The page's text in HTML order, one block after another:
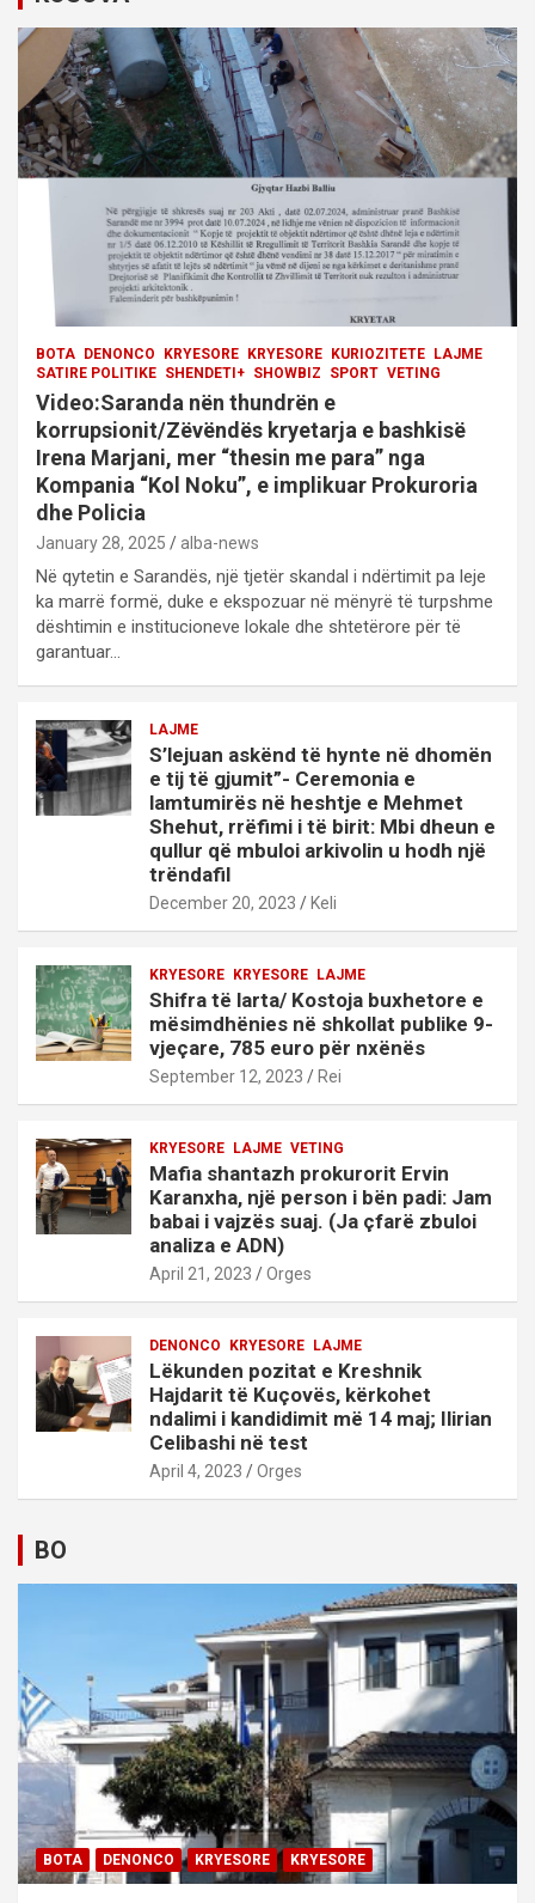
a
i
o
n
BOTA DENONCO KRYESORE KRYESORE KURIOZITETE
LAJME
SATIRE POLITIKE SHENDETI+ SHOWBIZ SPORT VETING
Video:Saranda nën thundrën e
korrupsionit/Zëvëndës kryetarja e bashkisë
Irena Marjani, mer “thesin me para” nga
Kompania “Kol Noku”, e implikuar Prokuroria
dhe Policia
January 28, 2025 alba-news
Në qytetin e Sarandës, një tjetër skandal i ndërtimit pa leje
ka marrë formë, duke e ekspozuar në mënyrë të turpshme
dështimin e institucioneve lokale dhe shtetërore për të
garantuar…
LAJME
S’lejuan askënd të hynte në dhomën
e tij të gjumit”- Ceremonia e
lamtumirës në heshtje e Mehmet
Shehut, rrëfimi i të birit: Mbi dheun e
qullur që mbuloi arkivolin u hodh një
trëndafil
December 20, 2023 Keli
KRYESORE KRYESORE LAJME
Shifra të larta/ Kostoja buxhetore e
mësimdhënies në shkollat publike 9-
vjeçare, 785 euro për nxënës
September 12, 2023 Rei
KRYESORE LAJME VETING
Mafia shantazh prokurorit Ervin
Karanxha, një person i bën padi: Jam
babai i vajzës suaj. (Ja çfarë zbuloi
analiza e ADN)
April 21, 2023 Orges
DENONCO KRYESORE LAJME
Lëkunden pozitat e Kreshnik
Hajdarit të Kuçovës, kërkohet
ndalimi i kandidimit më 14 maj; Ilirian
Celibashi në test
April 4, 2023 Orges
BO
BOTA DENONCO KRYESORE KRYESORE